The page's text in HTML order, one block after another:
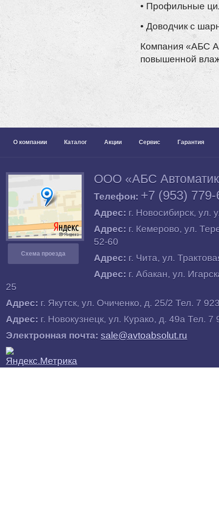
• Профильные
• Доводчик с
Компания «АБС
повышенной
О компании Каталог Акции Сервис Гарантия
Схема проезда
ООО «АБС
Телефон: +7 (953)
Адрес: г. Новосибирск, ул.
Адрес: г. Кемерово, ул.
52-60
Адрес: г. Чита, ул.
Адрес: г. Абакан, ул.
25
Адрес: г. Якутск, ул. Очиченко, д. 25/2 Тел. 7
Адрес: г. Новокузнецк, ул. Курако, д. 49а Тел. 7
Электронная почта: sale@avtoabsolut.ru